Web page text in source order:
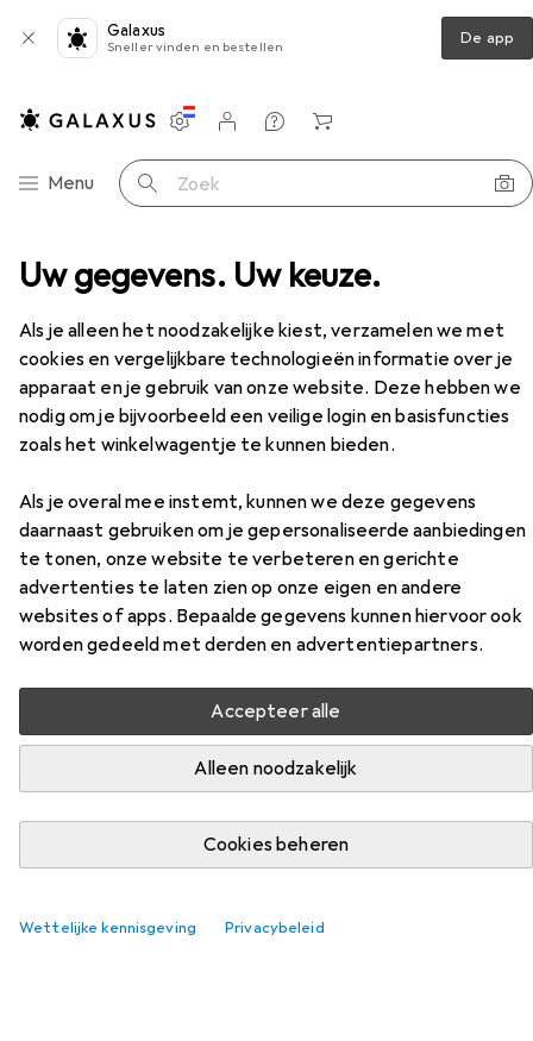
Uw gegevens. Uw keuze.
Als je alleen het noodzakelijke kiest, verzamelen we met
cookies en vergelijkbare technologieën informatie over je
apparaat en je gebruik van onze website. Deze hebben we
nodig om je bijvoorbeeld een veilige login en basisfuncties
zoals het winkelwagentje te kunnen bieden.
Als je overal mee instemt, kunnen we deze gegevens
daarnaast gebruiken om je gepersonaliseerde aanbiedingen
te tonen, onze website te verbeteren en gerichte
advertenties te laten zien op onze eigen en andere
websites of apps. Bepaalde gegevens kunnen hiervoor ook
worden gedeeld met derden en advertentiepartners.
Accepteer alle
Alleen noodzakelijk
Cookies beheren
Wettelijke kennisgeving Privacybeleid
Galaxus
Sneller vinden en bestellen De app
Categorie navigatie
Menu Zoek op
Instellingen
Klantenaccount
Produktvergelijking
Verlanglijstje
Winkelmandje
Werkschoenen Lowa LARROX Work GTX Laag S3
EUR
199,–
Lowa
LARROX Work GTX Laag S3
6 maten
Work GTX Laag S3
Vind bijpassende accessoires voor de Lowa LARROX
Work GTX Laag S3 uit de categorie Zolen.
Relevantie
Productlijst
Zolen
EUR
19,–